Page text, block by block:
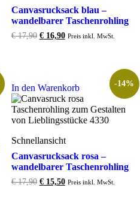
Canvasrucksack blau –
wandelbarer Taschenrohling
€17,90 Original
€16,90Current
Preis inkl. MwSt.
In den Warenkorb -14%
Schnellansicht
Canvasrucksack rosa –
wandelbarer Taschenrohling
€17,90 Original
€15,50Current
Preis inkl. MwSt.